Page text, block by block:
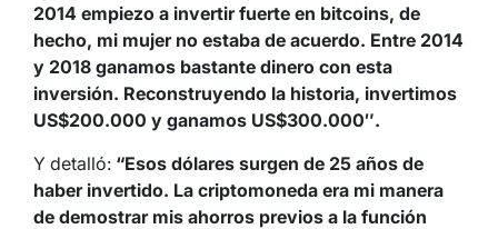
2014 empiezo a invertir fuerte en bitcoins, de
hecho, mi mujer no estaba de acuerdo. Entre 2014
y 2018 ganamos bastante dinero con esta
inversión. Reconstruyendo la historia, invertimos
US$200.000 y ganamos US$300.000″.
Y detalló: “Esos dólares surgen de 25 años de
haber invertido. La criptomoneda era mi manera
de demostrar mis ahorros previos a la función